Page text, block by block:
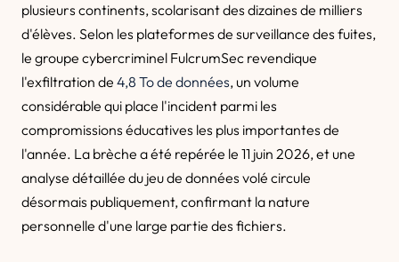
plusieurs continents, scolarisant des dizaines de milliers
d'élèves. Selon les plateformes de surveillance des fuites,
le groupe cybercriminel FulcrumSec revendique
l'exfiltration de 4,8 To de données, un volume
considérable qui place l'incident parmi les
compromissions éducatives les plus importantes de
l'année. La brèche a été repérée le 11 juin 2026, et une
analyse détaillée du jeu de données volé circule
désormais publiquement, confirmant la nature
personnelle d'une large partie des fichiers.